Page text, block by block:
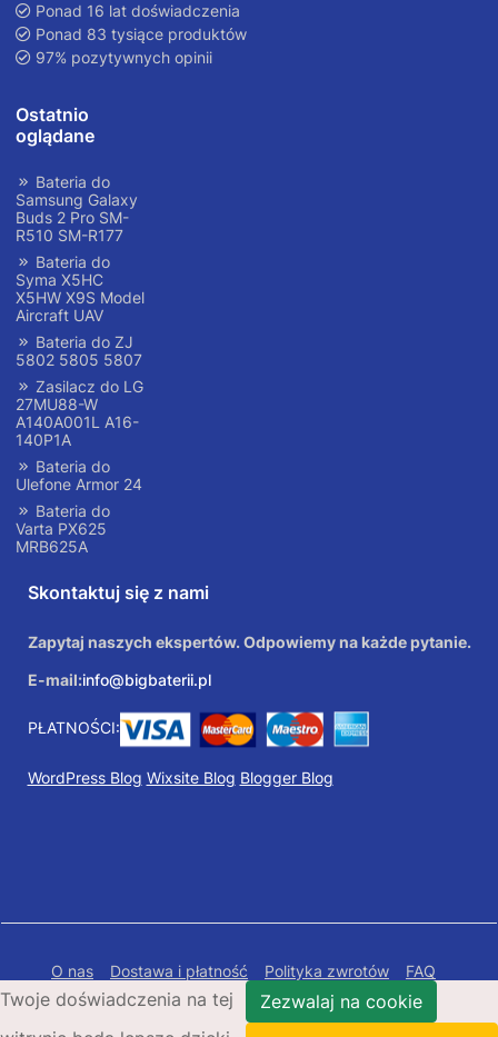
Ponad 16 lat doświadczenia
Ponad 83 tysiące produktów
97% pozytywnych opinii
Ostatnio
oglądane
Bateria do
Samsung Galaxy
Buds 2 Pro SM-
R510 SM-R177
Bateria do
Syma X5HC
X5HW X9S Model
Aircraft UAV
Bateria do ZJ
5802 5805 5807
Zasilacz do LG
27MU88-W
A140A001L A16-
140P1A
Bateria do
Ulefone Armor 24
Bateria do
Varta PX625
MRB625A
Skontaktuj się z nami
Zapytaj naszych ekspertów. Odpowiemy na każde pytanie.
E-mail:info@bigbaterii.pl
PŁATNOŚCI:
WordPress Blog Wixsite Blog Blogger Blog
O nas Dostawa i płatność Polityka zwrotów
FAQ
Polityka prywatności
Mapa Strony
Twoje doświadczenia na tej
Zezwalaj na cookie